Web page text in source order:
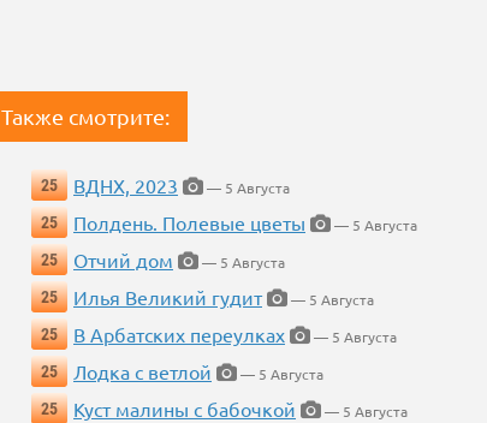
Также смотрите:
25 ВДНХ, 2023
— 5 Августа
25
Полдень. Полевые цветы
— 5 Августа
25
Отчий дом
— 5 Августа
25
Илья Великий гудит
— 5 Августа
25
В Арбатских переулках
— 5 Августа
25
Лодка с ветлой
— 5 Августа
25
Куст малины с бабочкой
— 5 Августа